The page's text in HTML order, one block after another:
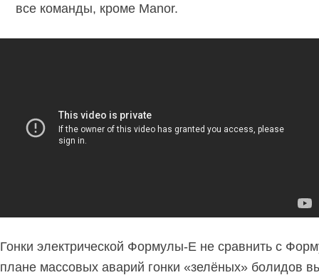
все команды, кроме Manor.
Гонки электрической Формулы-Е не сравнить с
плане массовых аварий гонки «зелёных» болидов